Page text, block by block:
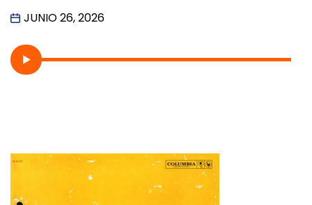
JUNIO 26, 2026